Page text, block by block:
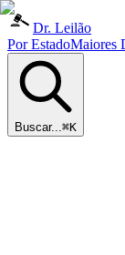
Dr. Leilão
Por EstadoMaiores
Buscar...⌘K